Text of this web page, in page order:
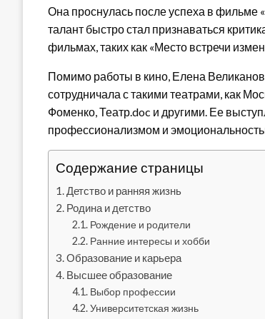
Она проснулась после успеха в фильме
талант быстро стал признаваться
фильмах, таких как «Место встречи
Помимо работы в кино, Елена
сотрудничала с такими театрами, как
Фоменко, Театр.doc и другими. Ее
профессионализмом и
Содержание страницы
Детство и ранняя жизнь
Родина и детство
Рождение и родители
Ранние интересы и хобби
Образование и карьера
Высшее образование
Выбор профессии
Университетская жизнь